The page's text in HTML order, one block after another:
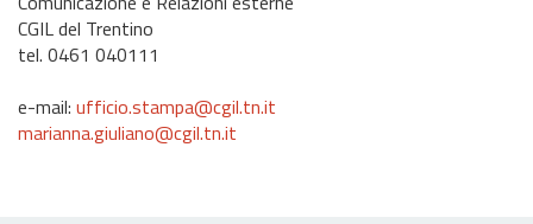
CGIL del Trentino
tel. 0461 040111
e-mail: ufficio.stampa@cgil.tn.it
marianna.giuliano@cgil.tn.it